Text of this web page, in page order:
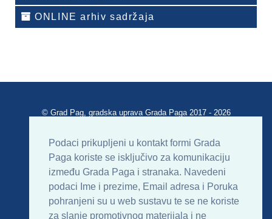
Podaci prikupljeni u kontakt formi Grada
Paga koriste se isključivo za komunikaciju
između Grada Paga i stranaka. Navedeni
podaci Ime i prezime, Email adresa i Poruka
pohranjeni su u web sustavu te se ne koriste
za slanje promotivnog materijala i ne
ONLINE arhiv sadržaja
© Grad Pag, gradska uprava Grada Paga 2017 - 2026
Uvjeti korištenja Impressum
Kontakt
Sitemap
RSS